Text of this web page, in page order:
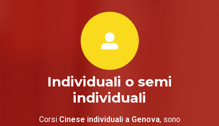
Individuali o semi
individuali
Corsi Cinese individuali a Genova, sono